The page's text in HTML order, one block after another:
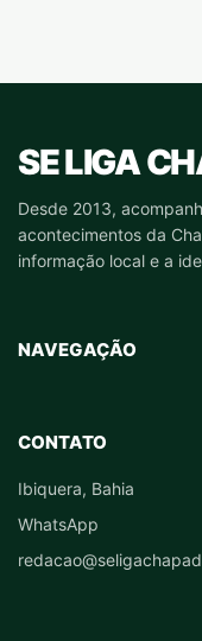
SE LIGA
Desde 2013,
acontecimentos da
informação local e a
NAVEGAÇÃO
CONTATO
Ibiquera, Bahia
WhatsApp